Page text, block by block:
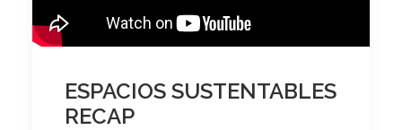
Search
ESPACIOS SUSTENTABLES
RECAP